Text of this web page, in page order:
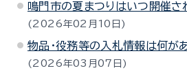
鳴門市の夏まつりはいつ開催さ
2026年02月10日
物品・役務等の入札情報は何が
2026年03月07日